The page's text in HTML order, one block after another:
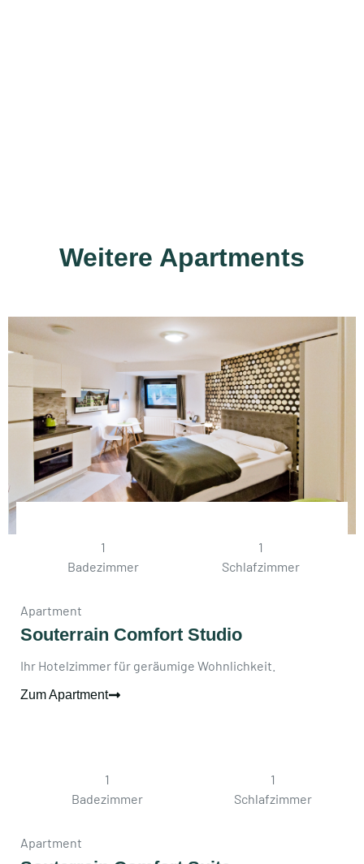
Weitere Apartments
1
Badezimmer
1
Schlafzimmer
Apartment
Souterrain Comfort Studio
Ihr Hotelzimmer für geräumige Wohnlichkeit.
Zum Apartment
1
Badezimmer
1
Schlafzimmer
Apartment